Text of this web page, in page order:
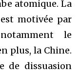
atomique. La
motivée par
le
plus, la Chine.
de dissuasion